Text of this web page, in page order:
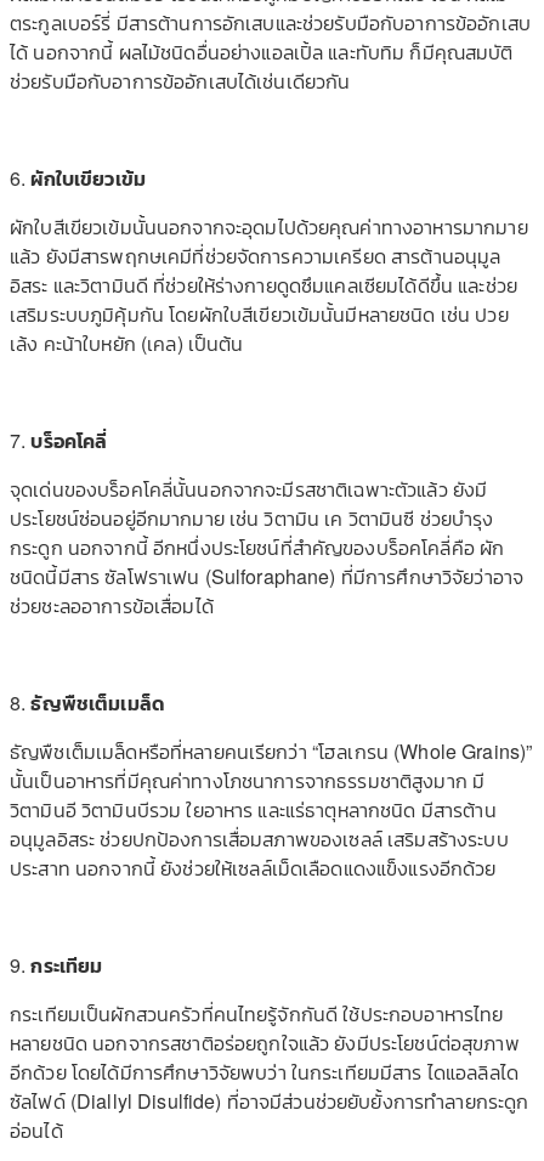
ตระกูลเบอร์รี่ มีสารต้านการอักเสบและช่วยรับมือกับอาการข้ออักเสบ
ได้ นอกจากนี้ ผลไม้ชนิดอื่นอย่างแอลเปิ้ล และทับทิม ก็มีคุณสมบัติ
ช่วยรับมือกับอาการข้ออักเสบได้เช่นเดียวกัน
6.ผักใบเขียวเข้ม
ผักใบสีเขียวเข้มนั้นนอกจากจะอุดมไปด้วยคุณค่าทางอาหารมากมาย
แล้ว ยังมีสารพฤกษเคมีที่ช่วยจัดการความเครียด สารต้านอนุมูล
อิสระ และวิตามินดี ที่ช่วยให้ร่างกายดูดซึมแคลเซียมได้ดีขึ้น และช่วย
เสริมระบบภูมิคุ้มกัน โดยผักใบสีเขียวเข้มนั้นมีหลายชนิด เช่น ปวย
เล้ง คะน้าใบหยัก (เคล) เป็นต้น
7.บร็อคโคลี่
จุดเด่นของบร็อคโคลี่นั้นนอกจากจะมีรสชาติเฉพาะตัวแล้ว ยังมี
ประโยชน์ซ่อนอยู่อีกมากมาย เช่น วิตามิน เค วิตามินซี ช่วยบำรุง
กระดูก นอกจากนี้ อีกหนึ่งประโยชน์ที่สำคัญของบร็อคโคลี่คือ ผัก
ชนิดนี้มีสาร ซัลโฟราเฟน (Sulforaphane) ที่มีการศึกษาวิจัยว่าอาจ
ช่วยชะลออาการข้อเสื่อมได้
8.ธัญพืชเต็มเมล็ด
ธัญพืชเต็มเมล็ดหรือที่หลายคนเรียกว่า “โฮลเกรน (Whole Grains)”
นั้นเป็นอาหารที่มีคุณค่าทางโภชนาการจากธรรมชาติสูงมาก มี
วิตามินอี วิตามินบีรวม ใยอาหาร และแร่ธาตุหลากชนิด มีสารต้าน
อนุมูลอิสระ ช่วยปกป้องการเสื่อมสภาพของเซลล์ เสริมสร้างระบบ
ประสาท นอกจากนี้ ยังช่วยให้เซลล์เม็ดเลือดแดงแข็งแรงอีกด้วย
9.กระเทียม
กระเทียมเป็นผักสวนครัวที่คนไทยรู้จักกันดี ใช้ประกอบอาหารไทย
หลายชนิด นอกจากรสชาติอร่อยถูกใจแล้ว ยังมีประโยชน์ต่อสุขภาพ
อีกด้วย โดยได้มีการศึกษาวิจัยพบว่า ในกระเทียมมีสาร ไดแอลลิลได
ซัลไฟด์ (Diallyl Disulfide) ที่อาจมีส่วนช่วยยับยั้งการทำลายกระดูก
อ่อนได้